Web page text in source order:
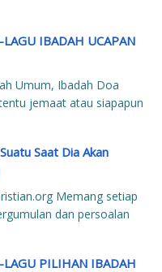
IBADAH UCAPAN
Umum, Ibadah Doa
jemaat atau siapapun
Saat Dia Akan
Memang setiap
dan persoalan
PILIHAN IBADAH